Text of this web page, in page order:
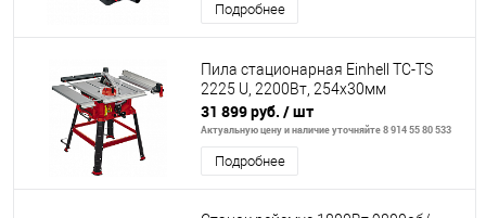
Подробнее
Пила стационарная Einhell TC-TS
2225 U, 2200Вт, 254х30мм
31 899 руб. / шт
Актуальную цену и наличие уточняйте 8 914 55 80 533
Подробнее